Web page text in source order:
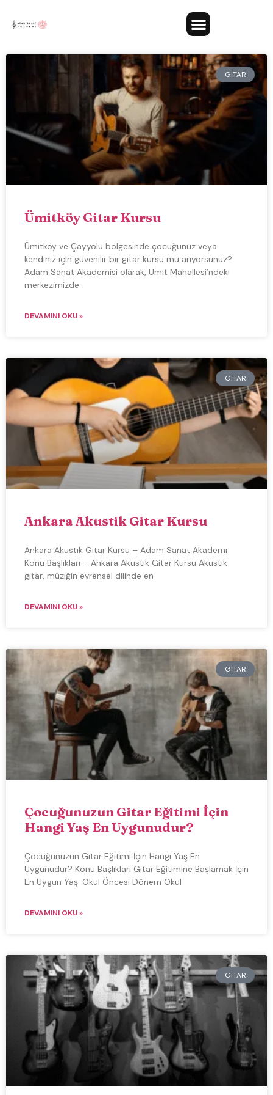
GITAR
Ümitköy Gitar Kursu
Ümitköy ve Çayyolu bölgesinde çocuğunuz veya
kendiniz için güvenilir bir gitar kursu mu arıyorsunuz?
Adam Sanat Akademisi olarak, Ümit Mahallesi’ndeki
merkezimizde
DEVAMINI OKU »
GITAR
Ankara Akustik Gitar Kursu
Ankara Akustik Gitar Kursu – Adam Sanat Akademi
Konu Başlıkları – Ankara Akustik Gitar Kursu Akustik
gitar, müziğin evrensel dilinde en
DEVAMINI OKU »
GITAR
Çocuğunuzun Gitar Eğitimi İçin
Hangi Yaş En Uygunudur?
Çocuğunuzun Gitar Eğitimi İçin Hangi Yaş En
Uygunudur? Konu Başlıkları Gitar Eğitimine Başlamak İçin
En Uygun Yaş: Okul Öncesi Dönem Okul
DEVAMINI OKU »
GITAR